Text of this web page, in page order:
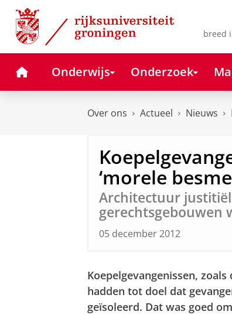
Skip
Content
Skip
Navigation
breed
HomeOnderwijs Onderzoek
Over ons Actueel Nieuws
‘morele
Architectuur
gerechtsgebouwen
05 december 2012
Koepelgevangenissen,
hadden tot doel dat
geïsoleerd. Dat was goed